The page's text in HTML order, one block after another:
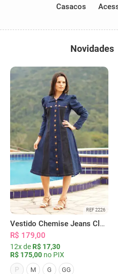
Casacos
Novidades
REF 2226
Vestido Chemise Jeans Clássica Serena
R$ 179,00
12x de R$ 17,30
R$ 175,00 no PIX
P
M G GG